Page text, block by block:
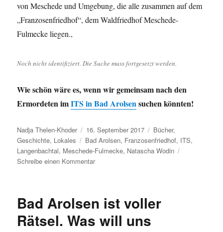
von Meschede und Umgebung, die alle zusammen auf dem
„Franzosenfriedhof“, dem Waldfriedhof Meschede-
Fulmecke liegen.,
Noch nicht identifiziert. Die Suche muss fortgesetzt werden.
Wie schön wäre es, wenn wir gemeinsam nach den
Ermordeten imITS in Bad Arolsensuchen könnten!
Autor
Nadja Thelen-Khoder
Veröffentlicht
am
16. September 2017 Kategorien
Bücher,
Geschichte, Lokales Schlagwörter
Bad Arolsen, Franzosenfriedhof, ITS,
Langenbachtal, Meschede-Fulmecke, Natascha Wodin
Schreibe einen Kommentarzu
schön
es,
Bad Arolsen ist voller
Rätsel. Was will uns